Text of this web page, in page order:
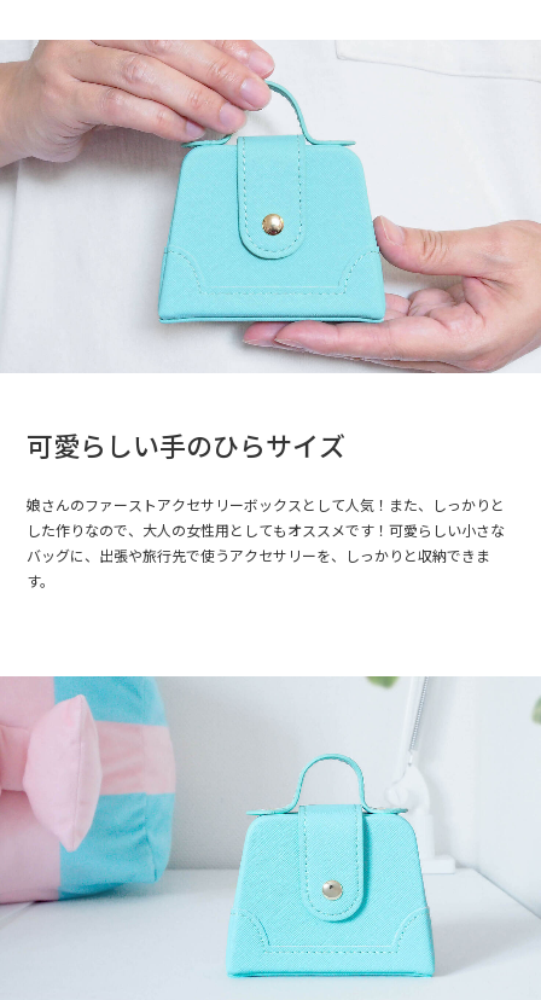
可愛らしい手のひらサイズ
娘さんのファーストアクセサリーボックスとして人気！また、しっかりと
した作りなので、大人の女性用としてもオススメです！可愛らしい小さな
バッグに、出張や旅行先で使うアクセサリーを、しっかりと収納できま
す。